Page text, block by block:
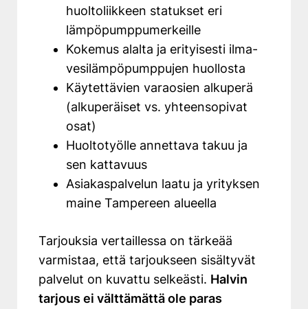
huoltoliikkeen statukset eri
lämpöpumppumerkeille
Kokemus alalta ja erityisesti ilma-
vesilämpöpumppujen huollosta
Käytettävien varaosien alkuperä
(alkuperäiset vs. yhteensopivat
osat)
Huoltotyölle annettava takuu ja
sen kattavuus
Asiakaspalvelun laatu ja yrityksen
maine Tampereen alueella
Tarjouksia vertaillessa on tärkeää
varmistaa, että tarjoukseen sisältyvät
palvelut on kuvattu selkeästi. Halvin
tarjous ei välttämättä ole paras